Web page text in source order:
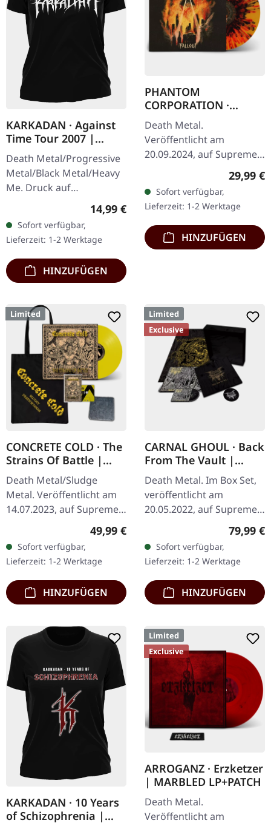
KARKADAN · Against
Time Tour 2007 |
GIRLIE
Death Metal/Progressive
Metal/Black Metal/Heavy
Me. Druck auf
Rückseite. Front Logo,
Rückseite: Tourdaten.
100% Baumwolle
Regulärer Preis:
14,99 €
Sofort verfügbar,
Lieferzeit: 1-2 Werktage
HINZUFÜGEN
PHANTOM
CORPORATION ·
Fallout | FIRE
SPLATTER LP
Death Metal.
Veröffentlicht am
20.09.2024, auf Supreme
Chaos Records. SCR-
exklusives 'Fire Splatter'
Vinyl mit Insert, limitiert
auf 150…
29,99 €
Sofort verfügbar,
Lieferzeit: 1-2 Werktage
HINZUFÜGEN
Limited
CONCRETE COLD · The
Strains Of Battle |
VINYL BUNDLE
Death Metal/Sludge
Metal. Veröffentlicht am
14.07.2023, auf Supreme
Chaos Records. SCR-
exklusives Bundle, 50
Exemplare, bestehend
aus: · Gelbes Vinyl…
Regulärer Preis:
49,99 €
Sofort verfügbar,
Lieferzeit: 1-2 Werktage
HINZUFÜGEN
Limited
Exclusive
CARNAL GHOUL · Back
From The Vault |
WOODEN BOX SET
Death Metal. Im Box Set,
veröffentlicht am
20.05.2022, auf Supreme
Chaos Records. Extrem
Holzbox mit Logo und
Nummerierung,…
79,99 €
Sofort verfügbar,
Lieferzeit: 1-2 Werktage
HINZUFÜGEN
KARKADAN · 10 Years
of Schizophrenia |
Limited
Exclusive
ARROGANZ · Erzketzer
| MARBLED LP+PATCH
Death Metal.
Veröffentlicht am